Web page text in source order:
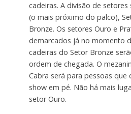
cadeiras. A divisão de setores
(o mais próximo do palco),
Bronze. Os setores Ouro e
demarcados já no momento
cadeiras do Setor Bronze
ordem de chegada. O
Cabra será para pessoas que
show em pé. Não há mais
setor Ouro.